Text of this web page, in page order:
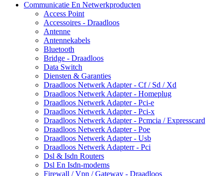
Communicatie En Netwerkproducten
Access Point
Accessoires - Draadloos
Antenne
Antennekabels
Bluetooth
Bridge - Draadloos
Data Switch
Diensten & Garanties
Draadloos Netwerk Adapter - Cf / Sd / Xd
Draadloos Netwerk Adapter - Homeplug
Draadloos Netwerk Adapter - Pci-e
Draadloos Netwerk Adapter - Pci-x
Draadloos Netwerk Adapter - Pcmcia / Expresscard
Draadloos Netwerk Adapter - Poe
Draadloos Netwerk Adapter - Usb
Draadloos Netwerk Adapterr - Pci
Dsl & Isdn Routers
Dsl En Isdn-modems
Firewall / Vpn / Gateway - Draadloos